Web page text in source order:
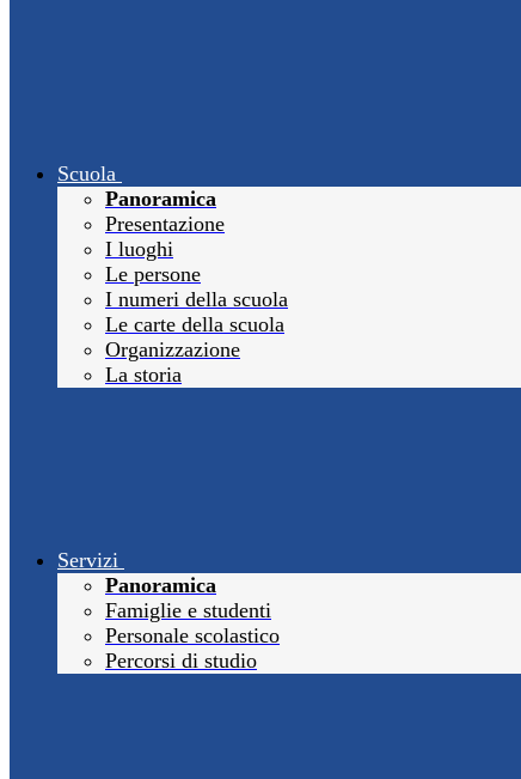
Scuola
Panoramica
Presentazione
I luoghi
Le persone
I numeri della scuola
Le carte della scuola
Organizzazione
La storia
Servizi
Panoramica
Famiglie e studenti
Personale scolastico
Percorsi di studio